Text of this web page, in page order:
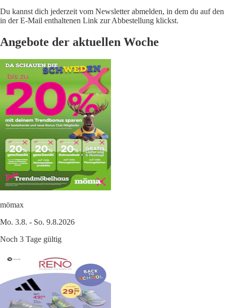
Du kannst dich jederzeit vom Newsletter abmelden, in dem du auf den
in der E-Mail enthaltenen Link zur Abbestellung klickst.
Angebote der aktuellen Woche
mömax
Mo. 3.8. - So. 9.8.2026
Noch 3 Tage gültig